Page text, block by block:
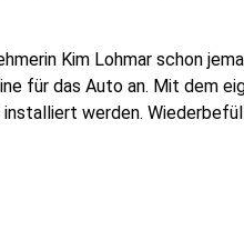
Kim Lohmar schon
für das Auto an. Mit dem
werden.